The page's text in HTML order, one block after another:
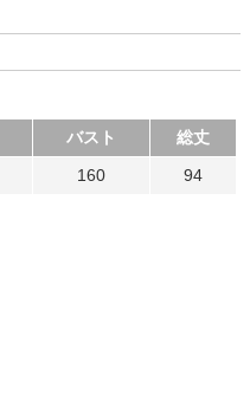
バスト
総丈
160 94